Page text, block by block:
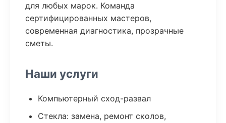
для любых марок. Команда
сертифицированных мастеров,
современная диагностика, прозрачные
сметы.
Наши услуги
Компьютерный сход-развал
Стекла: замена, ремонт сколов,